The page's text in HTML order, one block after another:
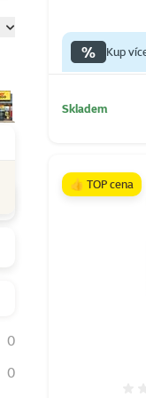
0
0
% Kup
Skladem
👍 TOP cena